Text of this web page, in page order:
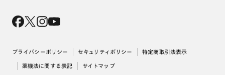
採用情報
出店について
プライバシーポリシー セキュリティポリシー 特定商取引法表示
薬機法に関する表記 サイトマップ